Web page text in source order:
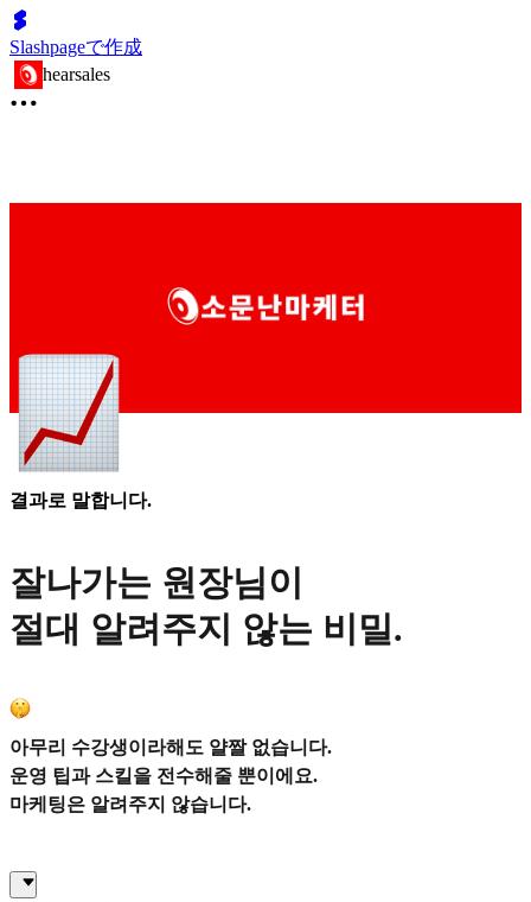
Slashpageで作成
hearsales
결과로 말합니다.
잘나가는 원장님이
절대 알려주지 않는 비밀.
아무리 수강생이라해도 얄짤 없습니다.
운영 팁과 스킬을 전수해줄 뿐이에요.
마케팅은 알려주지 않습니다.